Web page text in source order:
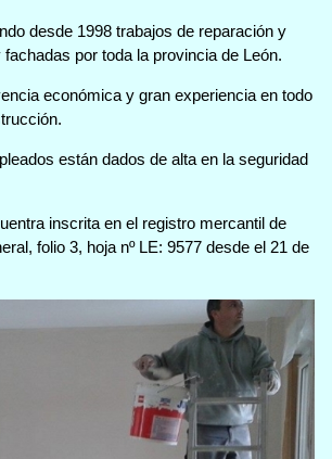
desde 1998 trabajos de reparación y
por toda la provincia de León.
económica y gran experiencia en todo
están dados de alta en la seguridad
inscrita en el registro mercantil de
folio 3, hoja nº LE: 9577 desde el 21 de